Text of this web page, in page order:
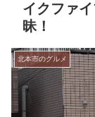
イクファ
昧！
北本市のグルメ